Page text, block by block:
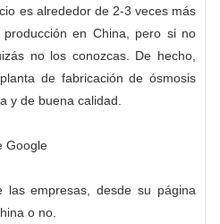
es alrededor de 2-3 veces más
en China, pero si no
no los conozcas. De hecho,
de fabricación de ósmosis
y de buena calidad.
Google
las empresas, desde su página
o no.